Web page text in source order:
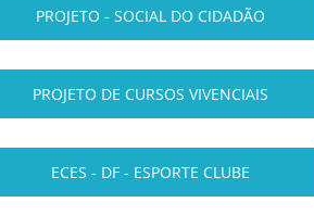
PROJETO - SOCIAL DO CIDADÃO
PROJETO DE CURSOS VIVENCIAIS
ECES - DF - ESPORTE CLUBE